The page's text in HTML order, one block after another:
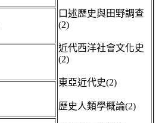
口述歷史與田野調查
(2)
近代西洋社會文化史
(2)
東亞近代史(2)
歷史人類學概論(2)